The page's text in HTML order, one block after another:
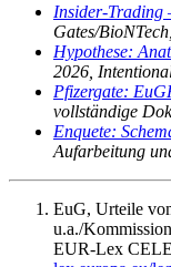
Insider-Trading
Gates/
Hypothese:
2026,
Pfizergate:
vollständige
Enquete:
Aufarbeitung
EuG, Urteile
u.a./
EUR-Lex